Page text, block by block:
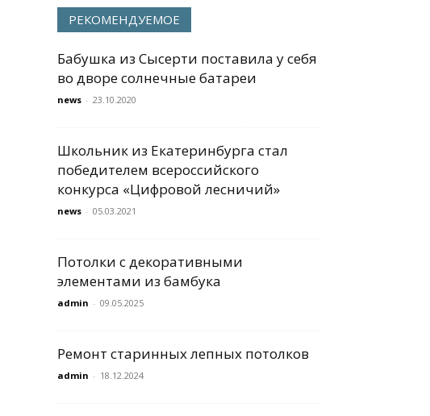
РЕКОМЕНДУЕМОЕ
Бабушка из Сысерти поставила у себя
во дворе солнечные батареи
news - 23.10.2020
Школьник из Екатеринбурга стал
победителем всероссийского
конкурса «Цифровой лесничий»
news - 05.03.2021
Потолки с декоративными
элементами из бамбука
admin - 09.05.2025
Ремонт старинных лепных потолков
admin - 18.12.2024